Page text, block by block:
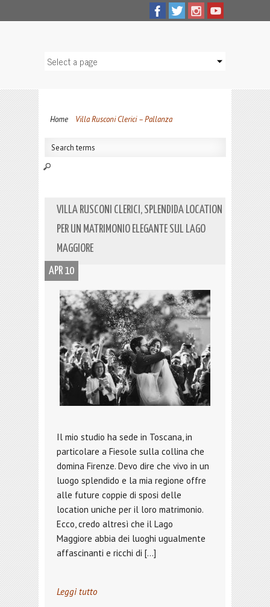
Home Villa Rusconi Clerici – Pallanza
VILLA RUSCONI CLERICI, SPLENDIDA LOCATION
PER UN MATRIMONIO ELEGANTE SUL LAGO
MAGGIORE
APR 10
Il mio studio ha sede in Toscana, in
particolare a Fiesole sulla collina che
domina Firenze. Devo dire che vivo in un
luogo splendido e la mia regione offre
alle future coppie di sposi delle
location uniche per il loro matrimonio.
Ecco, credo altresì che il Lago
Maggiore abbia dei luoghi ugualmente
affascinanti e ricchi di […]
Leggi tutto